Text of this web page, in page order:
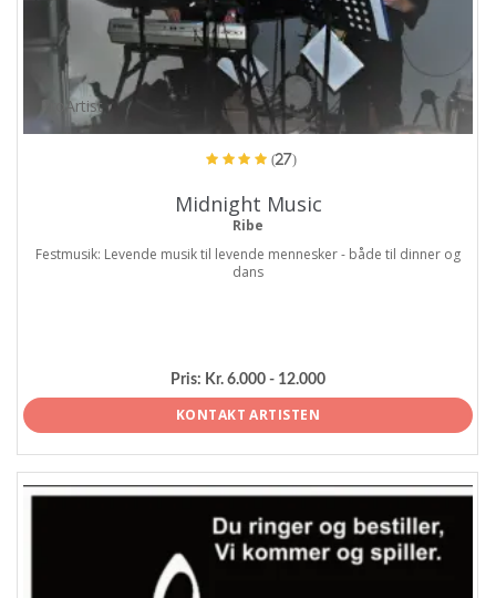
ProArtist
(27)
Midnight Music
Ribe
Festmusik: Levende musik til levende mennesker - både til dinner og
dans
Pris: Kr. 6.000 - 12.000
KONTAKT ARTISTEN